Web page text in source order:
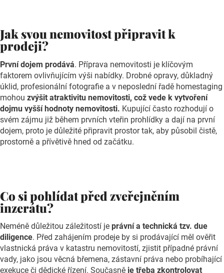
Jak svou nemovitost připravit k
prodeji?
První dojem prodává. Příprava nemovitosti je klíčovým
faktorem ovlivňujícím výši nabídky. Drobné opravy, důkladný
úklid, profesionální fotografie a v neposlední řadě homestaging
mohou zvýšit atraktivitu nemovitosti, což vede k vytvoření
dojmu vyšší hodnoty nemovitosti. Kupující často rozhodují o
svém zájmu již během prvních vteřin prohlídky a dají na první
dojem, proto je důležité připravit prostor tak, aby působil čistě,
prostorně a přívětivě hned od začátku.
Co si pohlídat před zveřejněním
inzerátu?
Neméně důležitou záležitostí je právní a technická tzv. due
diligence. Před zahájením prodeje by si prodávající měl ověřit
vlastnická práva v katastru nemovitostí, zjistit případné právní
vady, jako jsou věcná břemena, zástavní práva nebo probíhající
exekuce či dědické řízení. Současně je třeba zkontrolovat